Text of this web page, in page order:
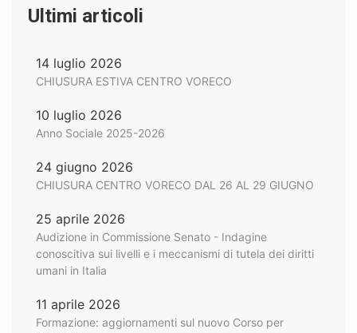
Ultimi articoli
14 luglio 2026
CHIUSURA ESTIVA CENTRO VORECO
10 luglio 2026
Anno Sociale 2025-2026
24 giugno 2026
CHIUSURA CENTRO VORECO DAL 26 AL 29 GIUGNO
25 aprile 2026
Audizione in Commissione Senato - Indagine
conoscitiva sui livelli e i meccanismi di tutela dei diritti
umani in Italia
11 aprile 2026
Formazione: aggiornamenti sul nuovo Corso per